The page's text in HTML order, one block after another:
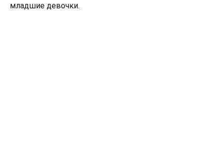
младшие девочки.